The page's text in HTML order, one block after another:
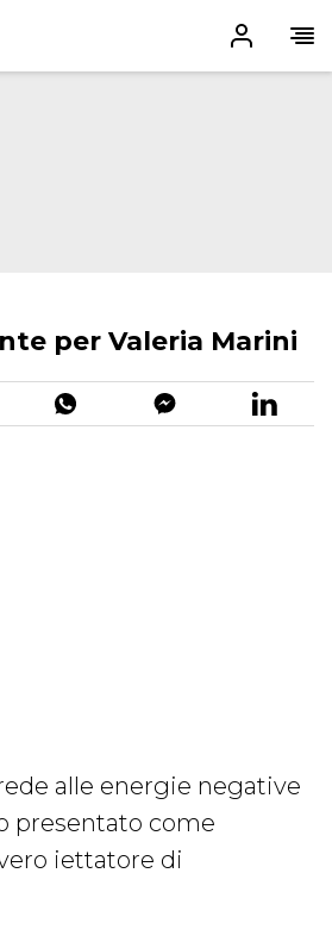
per Valeria Marini
alle energie negative
presentato come
iettatore di